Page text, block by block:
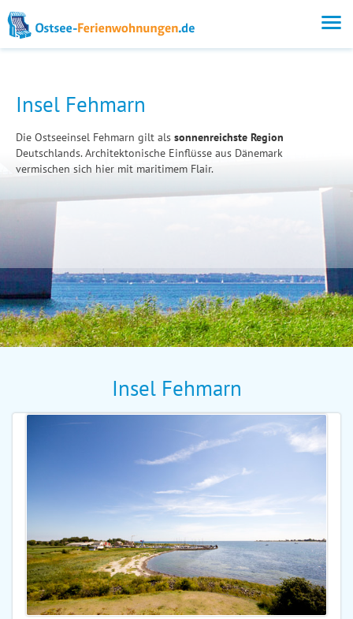
Insel Fehmarn
Die Ostseeinsel Fehmarn gilt als sonnenreichste Region
Deutschlands. Architektonische Einflüsse aus Dänemark
vermischen sich hier mit maritimem Flair.
Insel Fehmarn